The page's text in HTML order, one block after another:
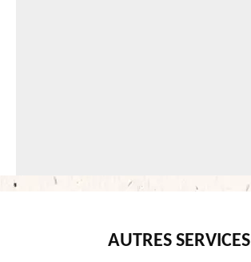
AUTRES SERVICES